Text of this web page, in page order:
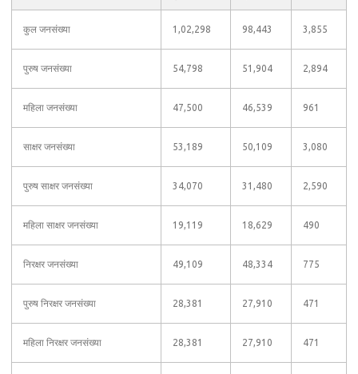
कुल जनसंख्या 1,02,298 98,443 3,855
पुरुष जनसंख्या 54,798 51,904 2,894
महिला जनसंख्या 47,500 46,539 961
साक्षर जनसंख्या 53,189 50,109 3,080
पुरुष साक्षर जनसंख्या 34,070 31,480 2,590
महिला साक्षर जनसंख्या 19,119 18,629 490
निरक्षर जनसंख्या 49,109 48,334 775
पुरुष निरक्षर जनसंख्या 28,381 27,910 471
महिला निरक्षर जनसंख्या 28,381 27,910 471